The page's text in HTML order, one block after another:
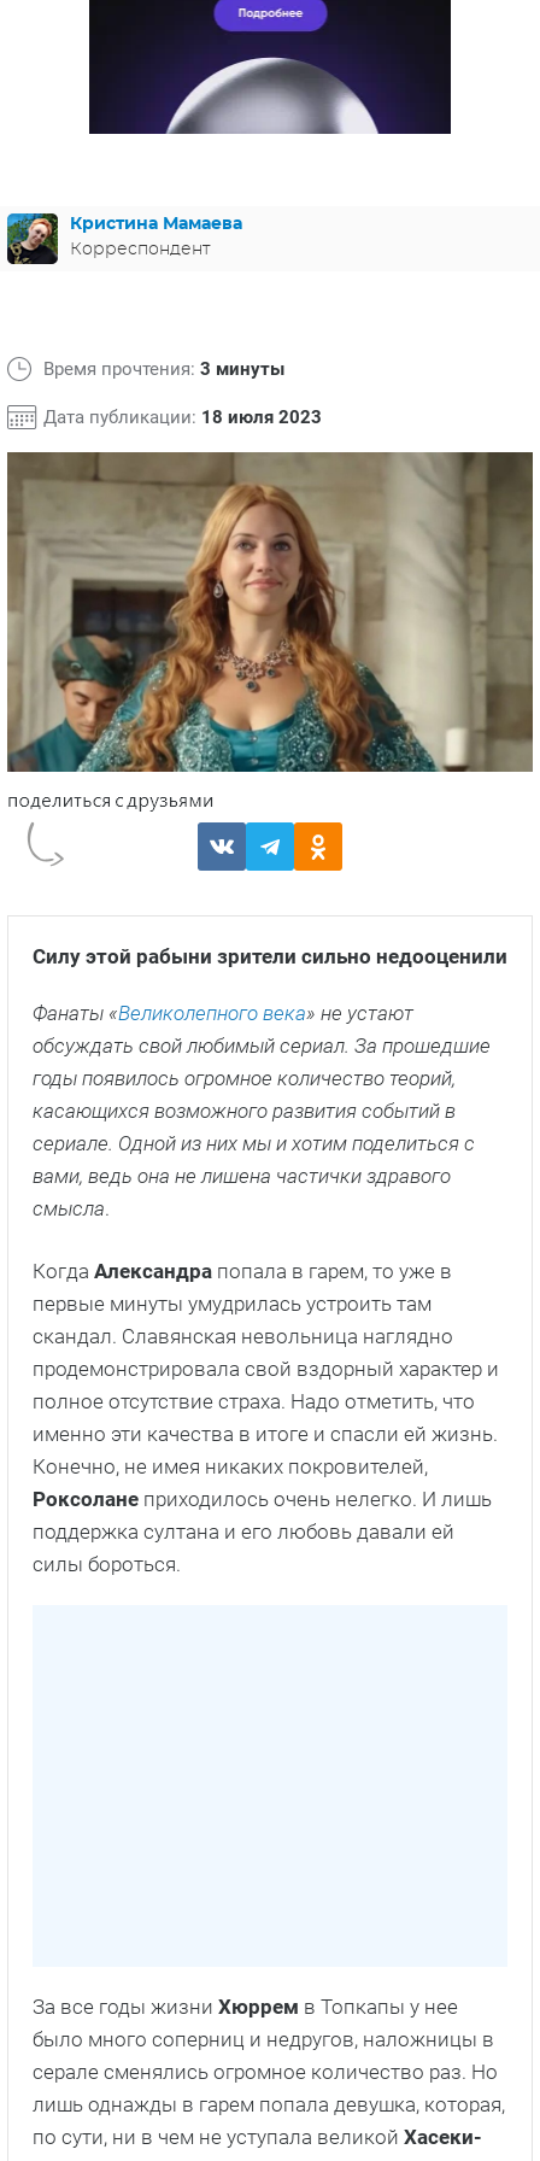
ГЕРМАНИЯ
СПОЙЛЕРЫ ИЗ СЕРИАЛОВ
Кристина Мамаева
Корреспондент
Время прочтения: 3 минуты
Дата публикации: 18 июля 2023
Силу этой рабыни зрители сильно недооценили
Фанаты «Великолепного века» не устают
обсуждать свой любимый сериал. За прошедшие
годы появилось огромное количество теорий,
касающихся возможного развития событий в
сериале. Одной из них мы и хотим поделиться с
вами, ведь она не лишена частички здравого
смысла.
Когда Александра попала в гарем, то уже в
первые минуты умудрилась устроить там
скандал. Славянская невольница наглядно
продемонстрировала свой вздорный характер и
полное отсутствие страха. Надо отметить, что
именно эти качества в итоге и спасли ей жизнь.
Конечно, не имея никаких покровителей,
Роксолане приходилось очень нелегко. И лишь
поддержка султана и его любовь давали ей
силы бороться.
За все годы жизни Хюррем в Топкапы у нее
было много соперниц и недругов, наложницы в
серале сменялись огромное количество раз. Но
лишь однажды в гарем попала девушка, которая,
по сути, ни в чем не уступала великой Хасеки-